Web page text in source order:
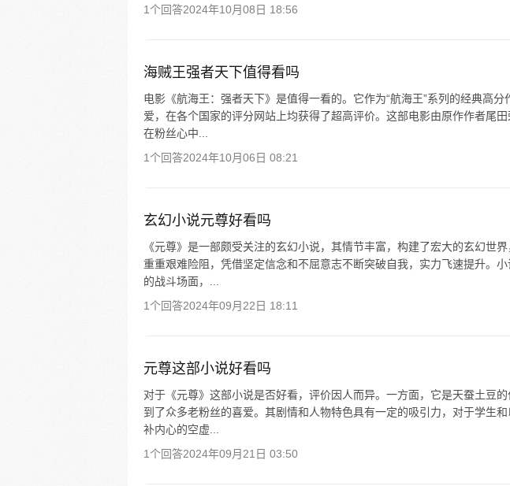
1个回答2024年10月08日 18:56
海贼王强者天下值得看吗
电影《航海王：强者天下》是值得一看的。它作为“航海王”系列的经典高
爱，在各个国家的评分网站上均获得了超高评价。这部电影由原作作者尾田
在粉丝心中...
1个回答2024年10月06日 08:21
玄幻小说元尊好看吗
《元尊》是一部颇受关注的玄幻小说，其情节丰富，构建了宏大的玄幻世
重重艰难险阻，凭借坚定信念和不屈意志不断突破自我，实力飞速提升。
的战斗场面，...
1个回答2024年09月22日 18:11
元尊这部小说好看吗
对于《元尊》这部小说是否好看，评价因人而异。一方面，它是天蚕土豆
到了众多老粉丝的喜爱。其剧情和人物特色具有一定的吸引力，对于学生
补内心的空虚...
1个回答2024年09月21日 03:50